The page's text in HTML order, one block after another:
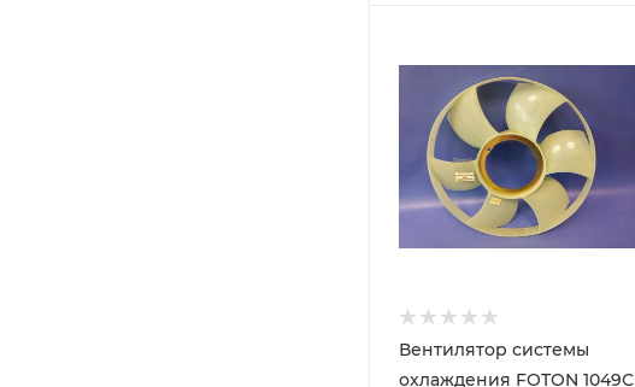
Вентилятор системы
охлаждения FOTON 1049С